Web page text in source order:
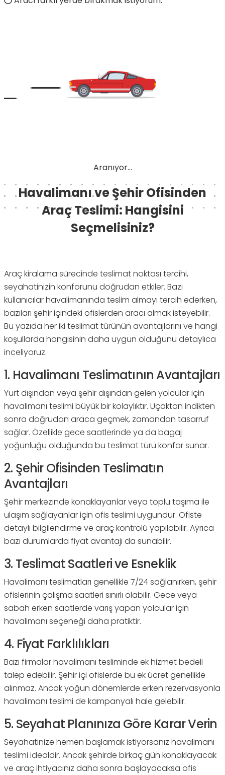
Aranıyor...
Havalimanı ve Şehir Ofisinden
Araç Teslimi: Hangisini
Seçmelisiniz?
Araç kiralama sürecinde teslimat noktası tercihi,
seyahatinizin konforunu doğrudan etkiler. Bazı
kullanıcılar havalimanında teslim almayı tercih ederken,
bazıları şehir içindeki ofislerden aracı almak isteyebilir.
Bu yazıda her iki teslimat türünün avantajlarını ve hangi
koşullarda hangisinin daha uygun olduğunu detaylıca
inceliyoruz.
1. Havalimanı Teslimatının Avantajları
Yurt dışından veya şehir dışından gelen yolcular için
havalimanı teslimi büyük bir kolaylıktır. Uçaktan indikten
sonra doğrudan araca geçmek, zamandan tasarruf
sağlar. Özellikle gece saatlerinde ya da bagaj
yoğunluğu olduğunda bu teslimat türü konfor sunar.
2. Şehir Ofisinden Teslimatın
Avantajları
Şehir merkezinde konaklayanlar veya toplu taşıma ile
ulaşım sağlayanlar için ofis teslimi uygundur. Ofiste
detaylı bilgilendirme ve araç kontrolü yapılabilir. Ayrıca
bazı durumlarda fiyat avantajı da sunabilir.
3. Teslimat Saatleri ve Esneklik
Havalimanı teslimatları genellikle 7/24 sağlanırken, şehir
ofislerinin çalışma saatleri sınırlı olabilir. Gece veya
sabah erken saatlerde varış yapan yolcular için
havalimanı seçeneği daha pratiktir.
4. Fiyat Farklılıkları
Bazı firmalar havalimanı tesliminde ek hizmet bedeli
talep edebilir. Şehir içi ofislerde bu ek ücret genellikle
alınmaz. Ancak yoğun dönemlerde erken rezervasyonla
havalimanı teslimi de kampanyalı hale gelebilir.
5. Seyahat Planınıza Göre Karar Verin
Seyahatinize hemen başlamak istiyorsanız havalimanı
teslimi idealdir. Ancak şehirde birkaç gün konaklayacak
ve araç ihtiyacınız daha sonra başlayacaksa ofis